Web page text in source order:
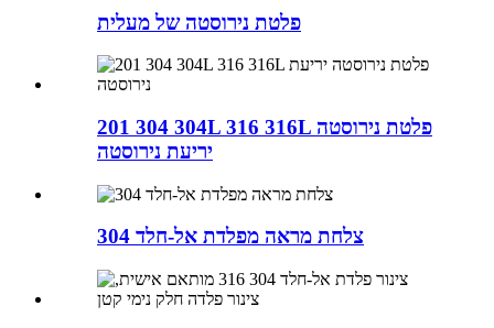
פלטת נירוסטה של ​​מעלית
201 304 304L 316 316L פלטת נירוסטה
יריעת נירוסטה
צלחת מראה מפלדת אל-חלד 304